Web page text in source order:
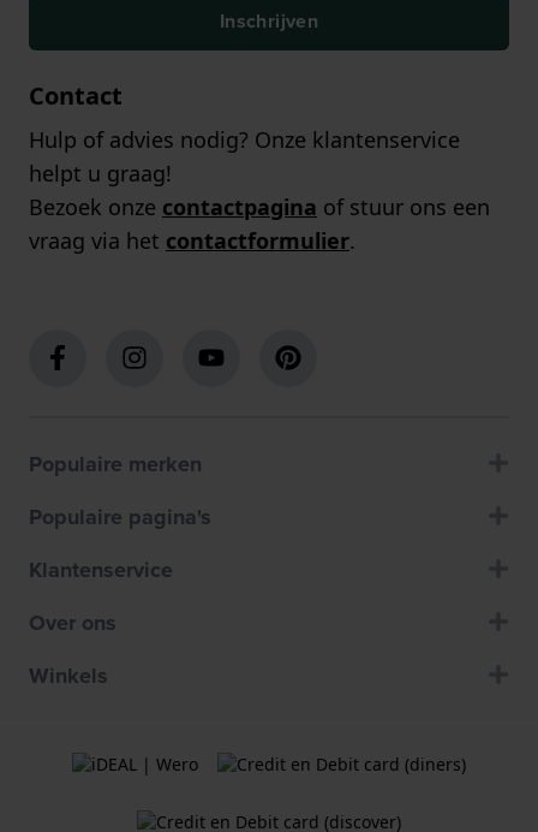
Inschrijven
Contact
Hulp of advies nodig? Onze klantenservice
helpt u graag!
Bezoek onze contactpagina of stuur ons een
vraag via het contactformulier.
Populaire merken
Populaire pagina's
Klantenservice
Over ons
Winkels